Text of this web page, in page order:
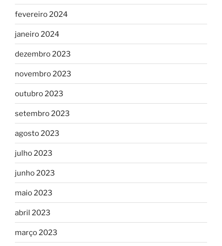
fevereiro 2024
janeiro 2024
dezembro 2023
novembro 2023
outubro 2023
setembro 2023
agosto 2023
julho 2023
junho 2023
maio 2023
abril 2023
março 2023